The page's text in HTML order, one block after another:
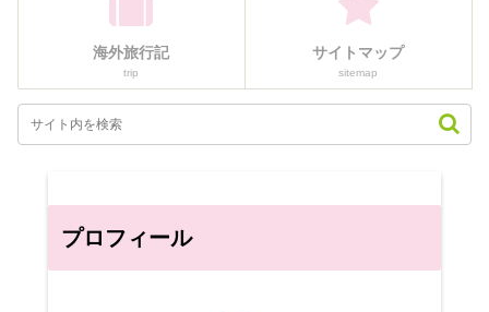
海外旅行記
trip
サイトマップ
sitemap
プロフィール